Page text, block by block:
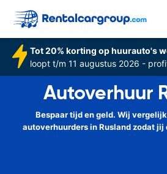
Tot 20% korting op huurauto's
loopt t/m 11 augustus 2026 -
Autoverhuur
Bespaar tijd en geld. Wij
autoverhuurders in Rusland zodat